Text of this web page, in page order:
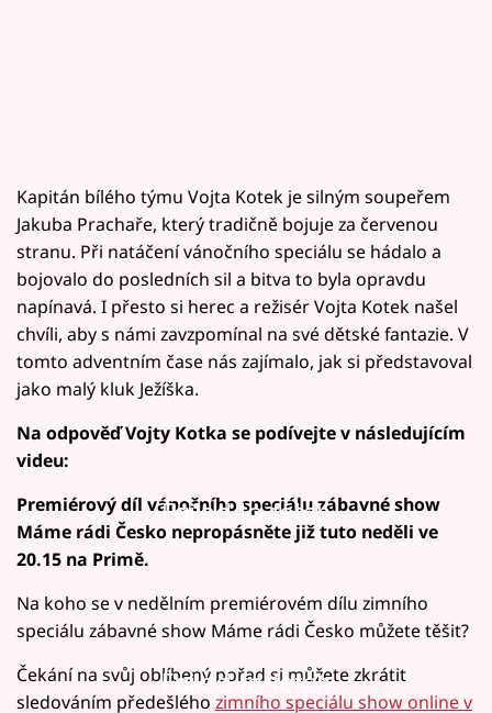
Kapitán bílého týmu Vojta Kotek je silným soupeřem
Jakuba Prachaře, který tradičně bojuje za červenou
stranu. Při natáčení vánočního speciálu se hádalo a
bojovalo do posledních sil a bitva to byla opravdu
napínavá. I přesto si herec a režisér Vojta Kotek našel
chvíli, aby s námi zavzpomínal na své dětské fantazie. V
tomto adventním čase nás zajímalo, jak si představoval
jako malý kluk Ježíška.
Na odpověď Vojty Kotka se podívejte v následujícím
videu:
Failed to fetch
Premiérový díl vánočního speciálu zábavné show
Máme rádi Česko nepropásněte již tuto neděli ve
20.15 na Primě.
Na koho se v nedělním premiérovém dílu zimního
speciálu zábavné show Máme rádi Česko můžete těšit?
Failed to fetch
Čekání na svůj oblíbený pořad si můžete zkrátit
sledováním předešlého zimního speciálu show online v